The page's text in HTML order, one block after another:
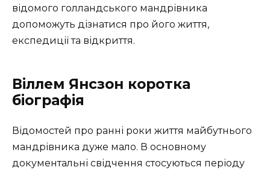
відомого голландського мандрівника
допоможуть дізнатися про його життя,
експедиції та відкриття.
Віллем Янсзон коротка
біографія
Відомостей про ранні роки життя майбутнього
мандрівника дуже мало. В основному
документальні свідчення стосуються періоду